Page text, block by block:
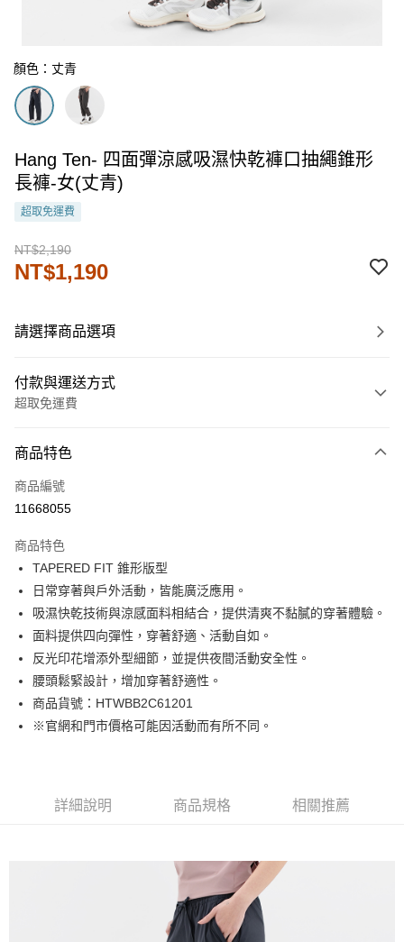
顏色：丈青
Hang Ten- 四面彈涼感吸濕快乾褲口抽繩錐形
長褲-女(丈青)
超取免運費
NT$2,190
NT$1,190
請選擇商品選項
付款與運送方式
超取免運費
信用卡一次付款
LINE Pay
街口支付
悠遊付
Google Pay
貨到付款
運送方式
付款後7-11取貨
商品特色
商品編號
11668055
商品特色
TAPERED FIT 錐形版型
日常穿著與戶外活動，皆能廣泛應用。
吸濕快乾技術與涼感面料相結合，提供清爽不黏膩的穿著體驗。
面料提供四向彈性，穿著舒適、活動自如。
反光印花增添外型細節，並提供夜間活動安全性。
腰頭鬆緊設計，增加穿著舒適性。
商品貨號：HTWBB2C61201
※官網和門市價格可能因活動而有所不同。
詳細說明 商品規格 相關推薦